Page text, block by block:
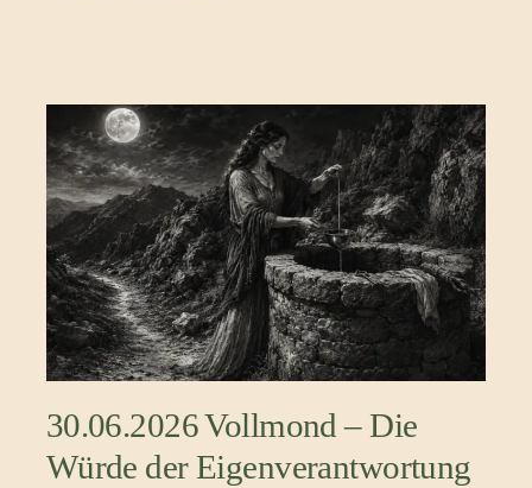
30.06.2026 Vollmond – Die
Würde der Eigenverantwortung